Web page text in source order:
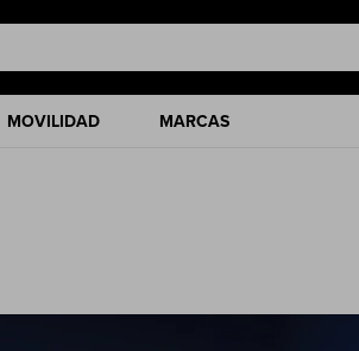
MOVILIDAD MARCAS